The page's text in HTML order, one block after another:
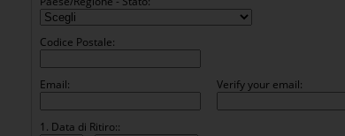
Codice Postale:
Email: Verify your email:
1. Data di Ritiro::